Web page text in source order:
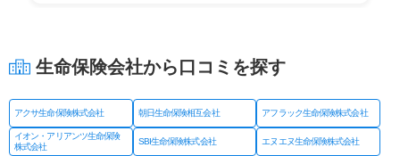
生命保険会社から口コミを探す
アクサ生命保険株式会社 朝日生命保険相互会社 アフラック生命保険株式会社
イオン・アリアンツ生命保険
株式会社
SBI生命保険株式会社 エヌエヌ生命保険株式会社